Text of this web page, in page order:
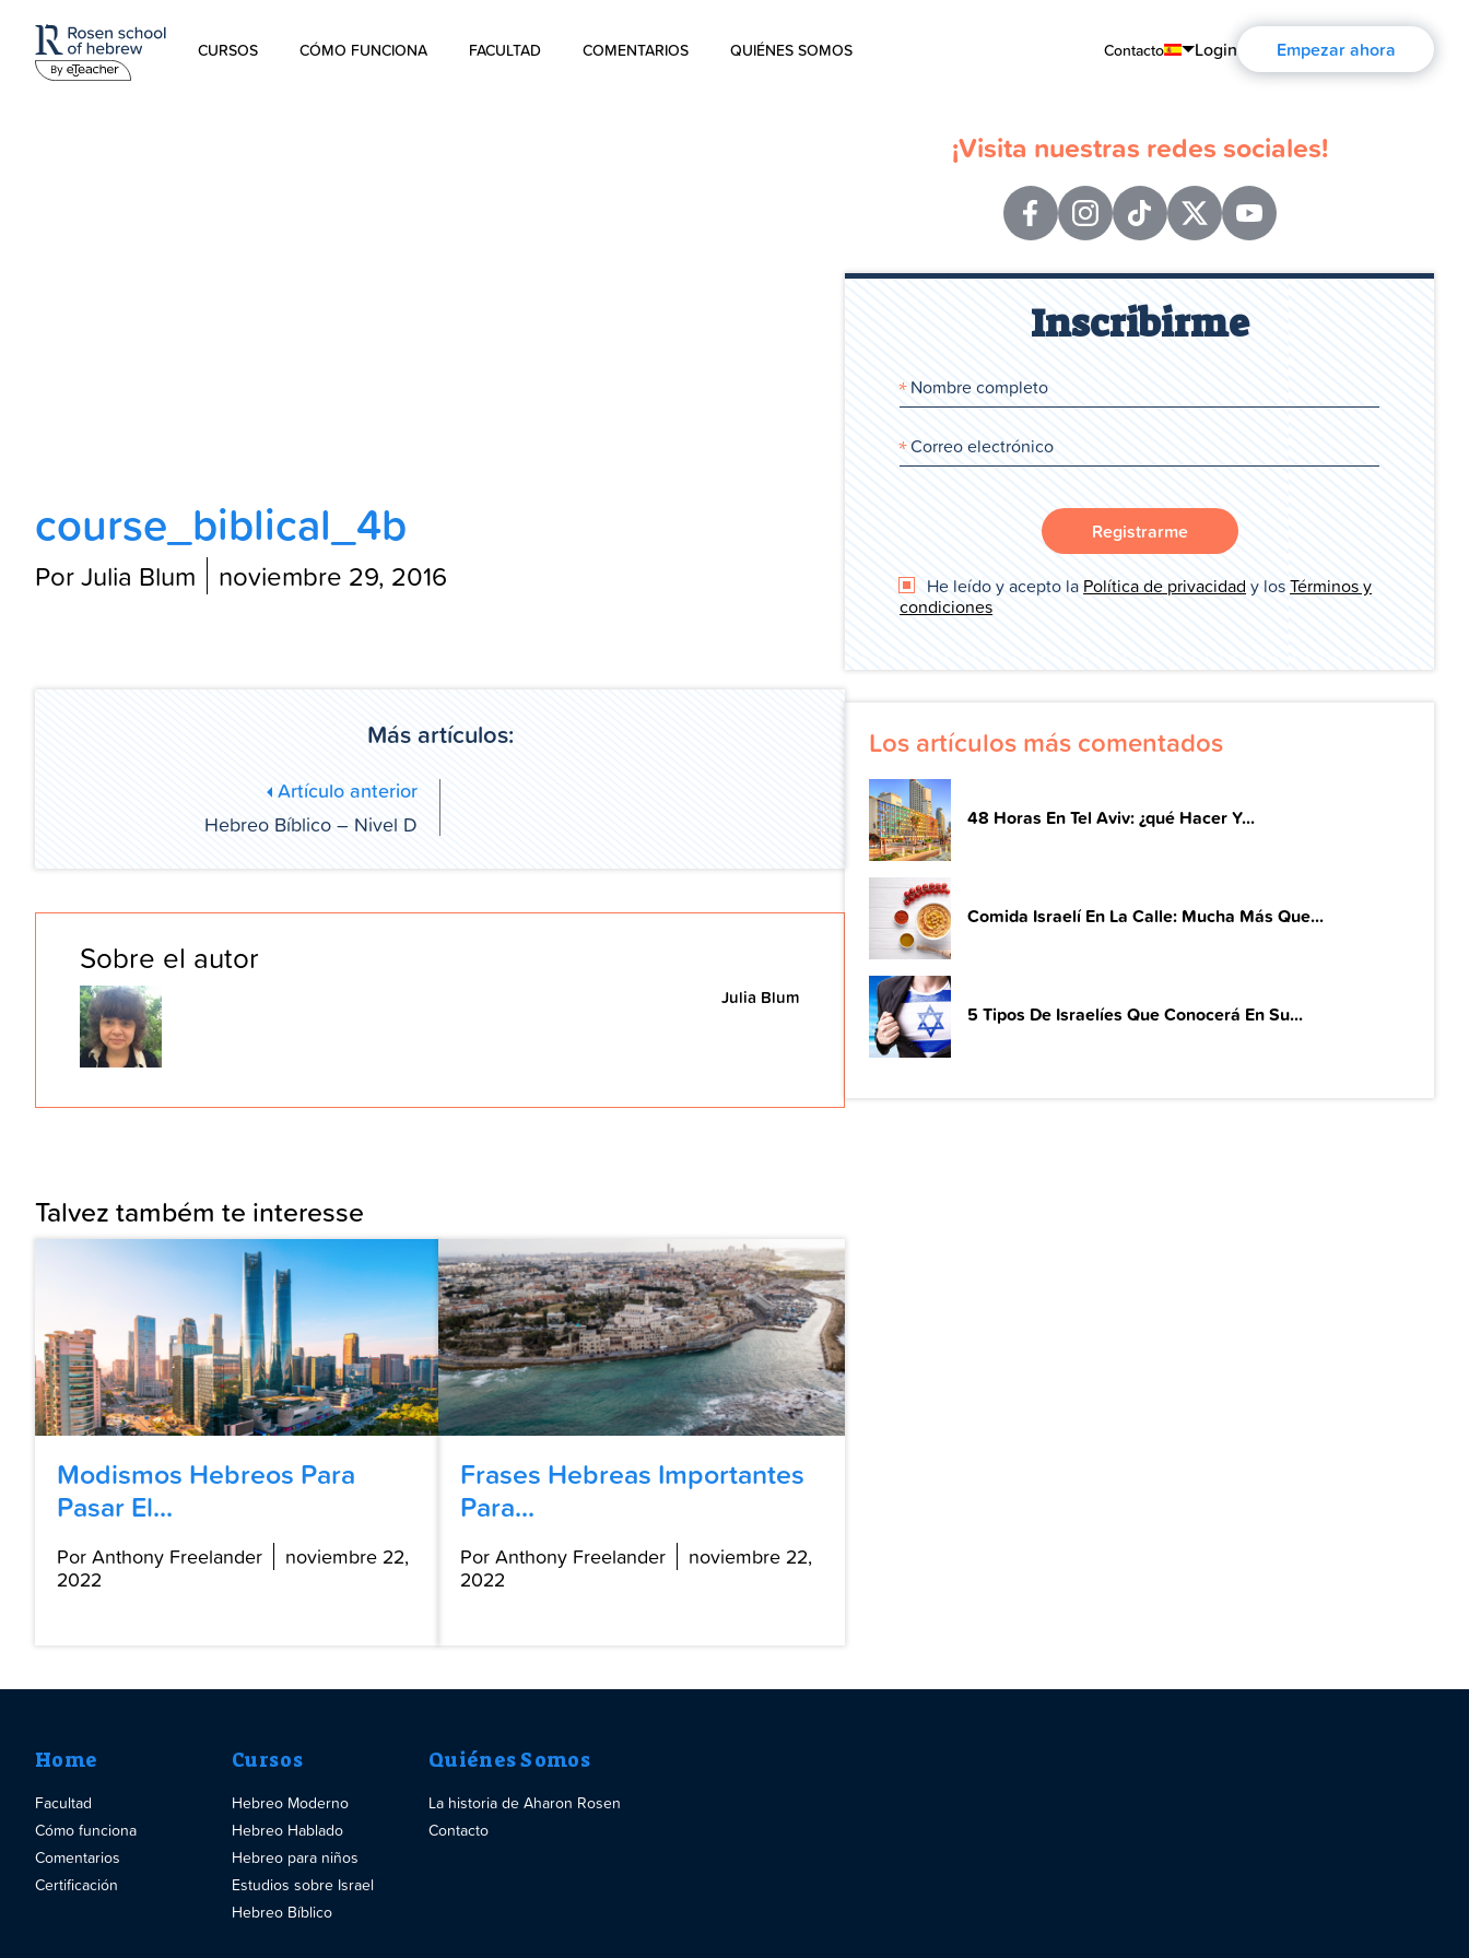
Contacto
Português
Español
Français
Deutsch
Русский
Login Empezar ahora
CURSOS CÓMO FUNCIONA FACULTAD COMENTARIOS QUIÉNES SOMOS
course_biblical_4b
Por Julia Blum noviembre 29, 2016
Más artículos:
Artículo anterior
Hebreo Bíblico – Nivel D
Sobre el autor
Julia Blum
Talvez também te interesse
Modismos Hebreos Para
Pasar El...
Por Anthony Freelander
noviembre 22,
2022
Frases Hebreas Importantes
Para...
Por Anthony Freelander
noviembre 22,
2022
¡Visita nuestras redes sociales!
Inscribirme
Registrarme
He leído y acepto la Política de privacidad y losTérminos y
condiciones
Los artículos más comentados
48 Horas En Tel Aviv: ¿qué Hacer Y...
Comida Israelí En La Calle: Mucha Más Que...
5 Tipos De Israelíes Que Conocerá En Su...
Home
Facultad
Cómo funciona
Comentarios
Certificación
Cursos
Hebreo Moderno
Hebreo Hablado
Hebreo para niños
Estudios sobre Israel
Hebreo Bíblico
Quiénes Somos
La historia de Aharon Rosen
Contacto